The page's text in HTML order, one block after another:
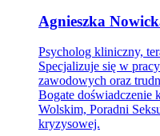
Agnieszka
Psycholog kliniczny,
Specjalizuje się w
zawodowych oraz
Bogate doświadczenie
Wolskim, Poradni
kryzysowej.